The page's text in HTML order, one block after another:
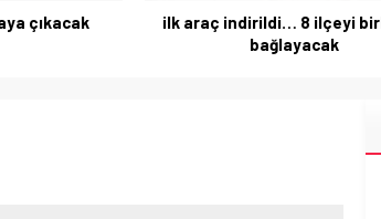
çıkacak
ilk araç indirildi… 8 ilçeyi
bağlayacak